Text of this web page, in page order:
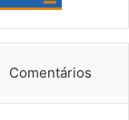
Comentários